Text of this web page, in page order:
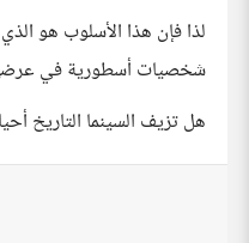
لذا فإن هذا الأسلوب هو
شخصيات أسطورية في عرضها
هل تزيف السينما التاريخ